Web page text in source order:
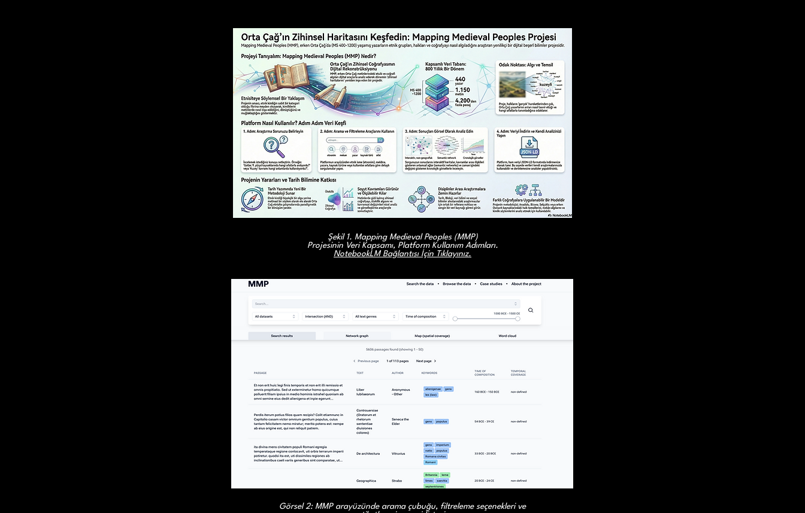
Şekil 1. Mapping Medieval Peoples (MMP)
Projesinin Veri Kapsamı, Platform Kullanım Adımları.
NotebookLM Bağlantısı İçin Tıklayınız.
Görsel 2: MMP arayüzünde arama çubuğu, filtreleme seçenekleri ve